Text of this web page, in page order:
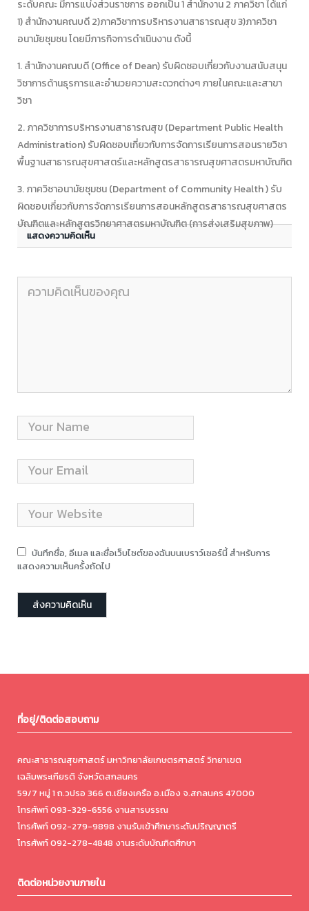
ระดับคณะ มีการแบ่งส่วนราชการ ออกเป็น 1 สำนักงาน 2 ภาควิชา ได้แก่
1) สำนักงานคณบดี 2)ภาควิชาการบริหารงานสาธารณสุข 3)ภาควิชา
อนามัยชุมชน โดยมีภารกิจการดำเนินงาน ดังนี้
1. สำนักงานคณบดี (Office of Dean) รับผิดชอบเกี่ยวกับงานสนับสนุน
วิชาการด้านธุรการและอำนวยความสะดวกต่างๆ ภายในคณะและสาขา
วิชา
2. ภาควิชาการบริหารงานสาธารณสุข (Department Public Health
Administration) รับผิดชอบเกี่ยวกับการจัดการเรียนการสอนรายวิชา
พื้นฐานสาธารณสุขศาสตร์และหลักสูตรสาธารณสุขศาสตรมหาบัณฑิต
3. ภาควิชาอนามัยชุมชน (Department of Community Health ) รับ
ผิดชอบเกี่ยวกับการจัดการเรียนการสอนหลักสูตรสาธารณสุขศาสตร
บัณฑิตและหลักสูตรวิทยาศาสตรมหาบัณฑิต (การส่งเสริมสุขภาพ)
แสดงความคิดเห็น
บันทึกชื่อ, อีเมล และชื่อเว็บไซต์ของฉันบนเบราว์เซอร์นี้ สำหรับการ
แสดงความเห็นครั้งถัดไป
ที่อยู่/ติดต่อสอบถาม
คณะสาธารณสุขศาสตร์ มหาวิทยาลัยเกษตรศาสตร์ วิทยาเขต
เฉลิมพระเกียรติ จังหวัดสกลนคร
59/7 หมู่ 1 ถ.วปรอ 366 ต.เชียงเครือ อ.เมือง จ.สกลนคร 47000
โทรศัพท์ 093-329-6556 งานสารบรรณ
โทรศัพท์ 092-279-9898 งานรับเข้าศึกษาระดับปริญญาตรี
โทรศัพท์ 092-278-4848 งานระดับบัณฑิตศึกษา
ติดต่อหน่วยงานภายใน